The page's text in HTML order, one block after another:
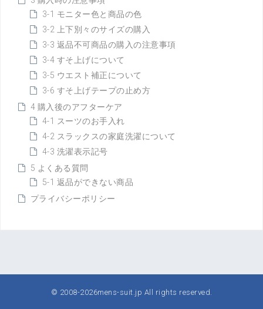
3-1 モニター色と商品の色
3-2 上下別々のサイズの購入
3-3 返品不可商品の購入の注意事項
3-4 すそ上げについて
3-5 ウエスト補正について
3-6 すそ上げテープの止め方
4 購入後のアフターケア
4-1 スーツのお手入れ
4-2 スラックスの家庭洗濯について
4-3 洗濯表示記号
5 よくある質問
5-1 返品ができない商品
プライバシーポリシー
© 2008-2026mens-suit.jp All rights reserved.